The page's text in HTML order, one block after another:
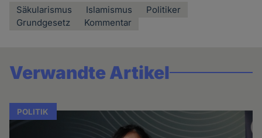
Säkularismus Islamismus
Politiker
Grundgesetz
Kommentar
Verwandte Artikel
POLITIK